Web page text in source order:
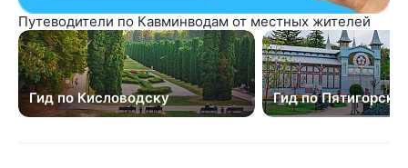
Путеводители по Кавминводам от местных жителей
Гид по Кисловодску Гид по Пятигорску